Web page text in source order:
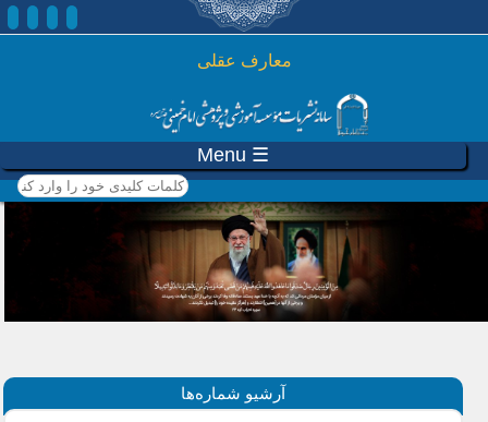
رفتن به محتوای اصلی
معارف عقلی
☰ Menu
کلمات کلیدی خود را وارد
کنید
آرشیو شماره‌ها